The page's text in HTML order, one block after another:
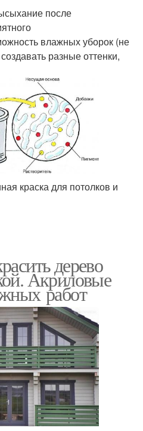
после
влажных уборок (не
разные оттенки,
краска для потолков и
дерево
Акриловые
работ